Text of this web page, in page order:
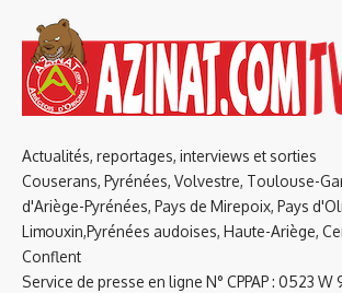
Actualités, reportages, interviews et sorties
Couserans, Pyrénées, Volvestre, Toulouse-
d'Ariège-Pyrénées, Pays de Mirepoix, Pays
Limouxin,Pyrénées audoises, Haute-Ariège,
Conflent
Service de presse en ligne N° CPPAP : 0523 W